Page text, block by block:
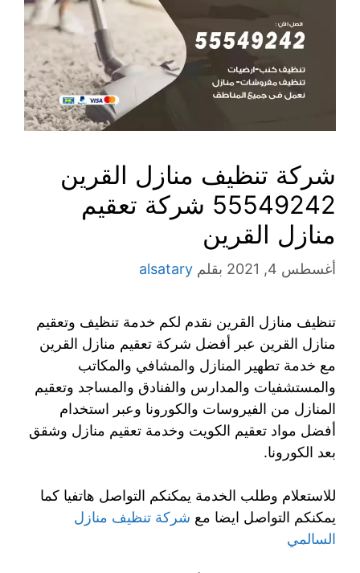
شركة تنظيف منازل القرين
55549242 شركة تعقيم
منازل القرين
أغسطس 4, 2021 بقلم alsatary
تنظيف منازل القرين نقدم لكم خدمة تنظيف وتعقيم
منازل القرين عبر أفضل شركة تعقيم منازل القرين
مع خدمة تطهير المنازل والمشافي والمكاتب
والمستشفيات والمدارس والفنادق والمساجد وتعقيم
المنازل من الفيروسات والكورونا وعبر استخدام
أفضل مواد تعقيم الكويت وخدمة تعقيم منازل وشقق
بعد الكورونا.
للاستعلام وطلب الخدمة يمكنكم التواصل هاتفيا كما
يمكنكم التواصل ايضا مع شركة تنظيف منازل
السالمي